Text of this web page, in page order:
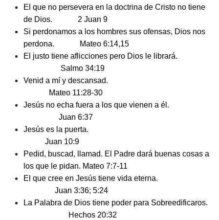
El que no persevera en la doctrina de Cristo no tiene
de Dios. 2 Juan 9
Si perdonamos a los hombres sus ofensas, Dios nos
perdona. Mateo 6:14,15
El justo tiene aflicciones pero Dios le librará.
Salmo 34:19
Venid a mí y descansad.
Mateo 11:28-30
Jesús no echa fuera a los que vienen a él.
Juan 6:37
Jesús es la puerta.
Juan 10:9
Pedid, buscad, llamad. El Padre dará buenas cosas a
los que le pidan. Mateo 7:7-11
El que cree en Jesús tiene vida eterna.
Juan 3:36; 5:24
La Palabra de Dios tiene poder para Sobreedificaros.
Hechos 20:32